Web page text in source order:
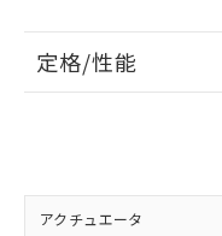
定格/性能
アクチュエータ